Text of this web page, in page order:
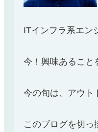
ITインフラ系エン
今！興味あること
今の旬は、アウト
このブログを切っ